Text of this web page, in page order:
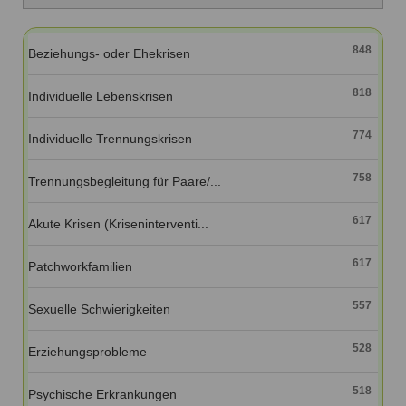
Qualitätssicherung
Qualität unserer Therapeuten
Familienthemen
Fortbildungen
Ausbildungsinstitute
Liste der Fachverbände
Benutzername*
Passwort*
vergessen?
Links
Formular zur Registrierung
Beziehungs- oder Ehekrisen 848
Individuelle Lebenskrisen 818
Individuelle Trennungskrisen 774
Trennungsbegleitung für Paare/... 758
Akute Krisen (Kriseninterventi... 617
Patchworkfamilien 617
Sexuelle Schwierigkeiten 557
Erziehungsprobleme 528
Psychische Erkrankungen 518